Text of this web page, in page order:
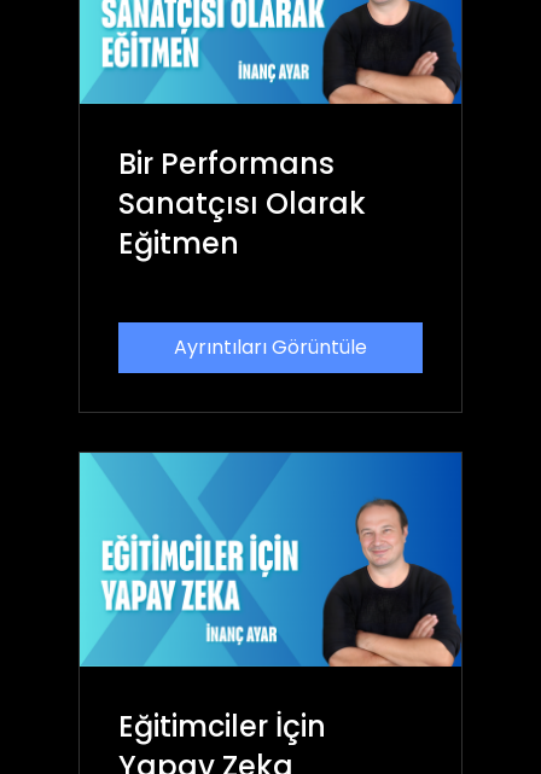
Bir Performans
Sanatçısı Olarak
Eğitmen
Ayrıntıları Görüntüle
Eğitimciler İçin